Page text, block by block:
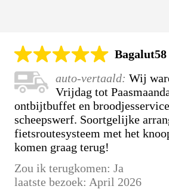
Bagalut58
auto-vertaald: Wij
Vrijdag tot
ontbijtbuffet en
scheepswerf. Soortgelijke
fietsroutesysteem met het
komen graag terug!
Zou ik terugkomen: Ja
laatste bezoek: April 2026